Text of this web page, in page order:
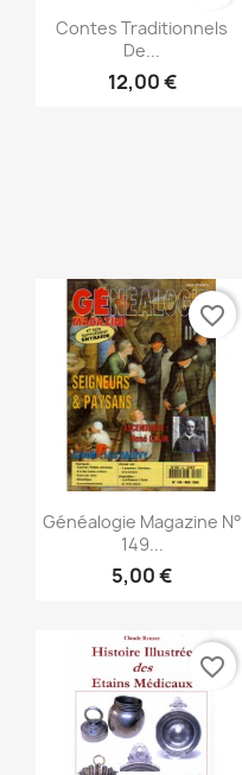
Anteprima
Contes Traditionnels
De...
12,00 €
Anteprima
Généalogie Magazine N°
149...
5,00 €
favorite_border
favorite_border